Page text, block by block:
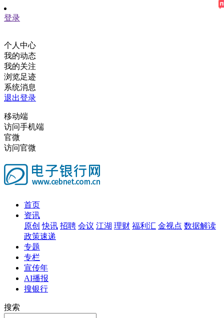
登录
个人中心
我的动态
我的关注
浏览足迹
系统消息
退出登录
移动端
访问手机端
官微
访问官微
首页
资讯
原创 快讯 招聘 会议 江湖 理财 福利汇 金视点 数据解读
政策速递
专题
专栏
宣传年
AI播报
搜银行
搜索